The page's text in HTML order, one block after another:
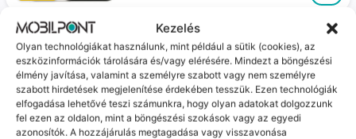
Kezelés
Olyan technológiákat használunk, mint például a sütik (cookies), az
eszközinformációk tárolására és/vagy elérésére. Mindezt a böngészési
élmény javítása, valamint a személyre szabott vagy nem személyre
szabott hirdetések megjelenítése érdekében tesszük. Ezen technológiák
elfogadása lehetővé teszi számunkra, hogy olyan adatokat dolgozzunk
fel ezen az oldalon, mint a böngészési szokások vagy az egyedi
azonosítók. A hozzájárulás megtagadása vagy visszavonása
Prémium
Google Pixel 8 Pro (Kiváló, független, 128 GB, 12
GB RAM, kék)
Várható szállítás: 1-2 munkanap
159 990Ft
Megtakarítás újhoz képestakár 40%